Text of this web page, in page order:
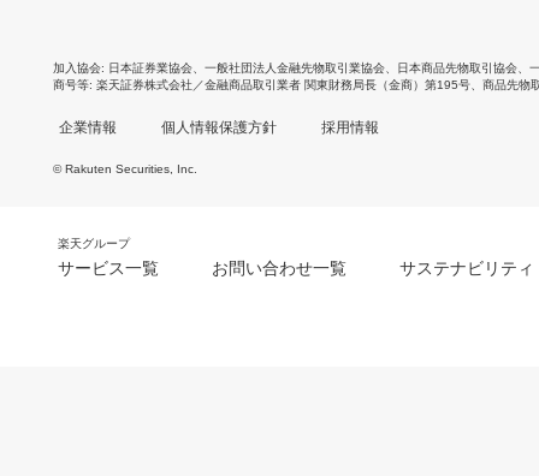
加入協会 日本証券業協会 一般社団法人金融先物取引業協会 日本商品先物取引協会
商号等 楽天証券株式会社／金融商品取引業者 関東財務局長（金商）第195号、商品先物
企業情報 個人情報保護方針 採用情報
© Rakuten Securities, Inc.
楽天グループ
サービス一覧 お問い合わせ一覧 サステナビリティ